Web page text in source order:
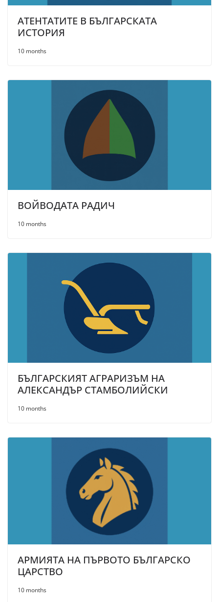
АТЕНТАТИТЕ В БЪЛГАРСКАТА
ИСТОРИЯ
10 months
ВОЙВОДАТА РАДИЧ
10 months
БЪЛГАРСКИЯТ АГРАРИЗЪМ НА
АЛЕКСАНДЪР СТАМБОЛИЙСКИ
10 months
АРМИЯТА НА ПЪРВОТО БЪЛГАРСКО
ЦАРСТВО
10 months